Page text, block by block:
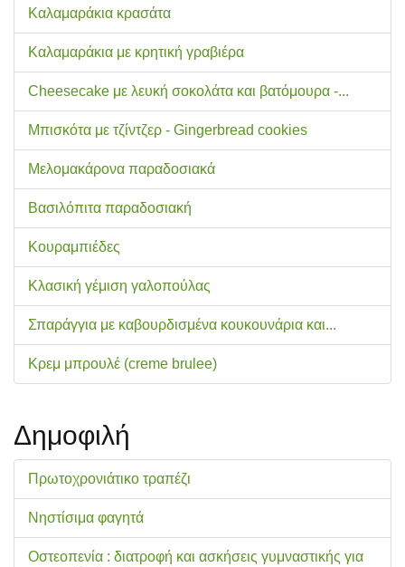
Καλαμαράκια κρασάτα
Καλαμαράκια με κρητική γραβιέρα
Cheesecake με λευκή σοκολάτα και βατόμουρα -...
Μπισκότα με τζίντζερ - Gingerbread cookies
Μελομακάρονα παραδοσιακά
Βασιλόπιτα παραδοσιακή
Κουραμπιέδες
Κλασική γέμιση γαλοπούλας
Σπαράγγια με καβουρδισμένα κουκουνάρια και...
Κρεμ μπρουλέ (creme brulee)
Δημοφιλή
Πρωτοχρονιάτικο τραπέζι
Νηστίσιμα φαγητά
Οστεοπενία : διατροφή και ασκήσεις γυμναστικής για